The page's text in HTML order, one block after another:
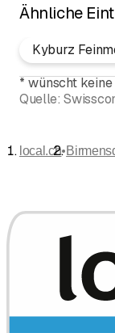
Ähnliche
Kyburz
*wünscht
Quelle:
local.ch•